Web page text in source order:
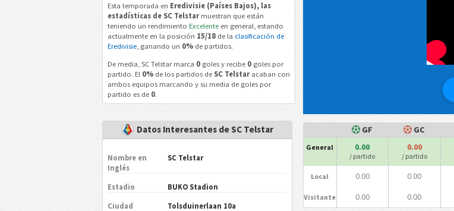
Esta temporada en Eredivisie (Países Bajos), las
estadísticas de SC Telstar muestran que están
teniendo un rendimiento Excelenteen general, estando
actualmente en la posición 15/18de la clasificación de
Eredivisie, ganando un 0%de partidos.
De media, SC Telstar marca 0goles y recibe 0goles por
partido. El 0%de los partidos de SC Telstaracaban con
ambos equipos marcando y su media de goles por
partido es de 0.
Datos Interesantes de SC Telstar
Nombre en
Inglés
SC Telstar
Estadio BUKO Stadion
Ciudad Tolsduinerlaan 10a
GF GC
General 0.00
/ partido
0.00
/ partido
Local 0.00 0.00
Visitante 0.00 0.00